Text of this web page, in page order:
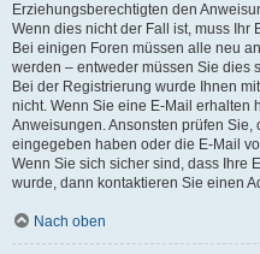
Erziehungsberechtigten den
Wenn dies nicht der Fall ist, muss
Bei einigen Foren müssen alle neu
werden – entweder müssen Sie dies
Bei der Registrierung wurde Ihnen
nicht. Wenn Sie eine E-Mail erhalten
Anweisungen. Ansonsten prüfen
eingegeben haben oder die E-Mail
Wenn Sie sich sicher sind, dass Ihre
wurde, dann kontaktieren Sie einen
Nach oben